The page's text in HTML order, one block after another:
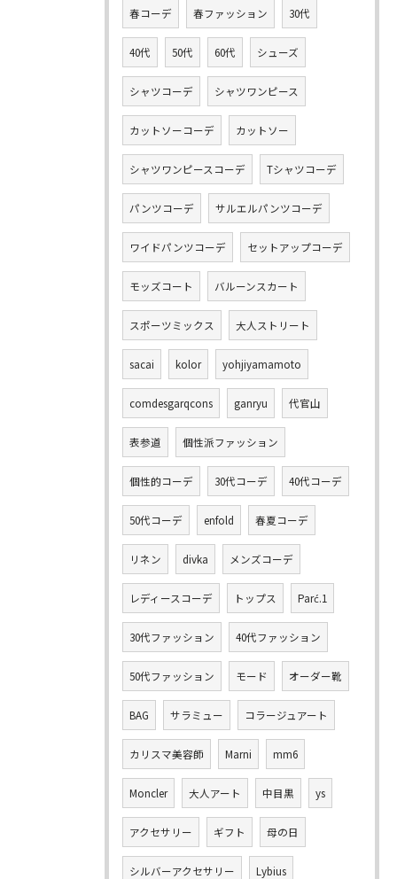
春コーデ 春ファッション 30代
40代 50代 60代 シューズ
シャツコーデ シャツワンピース
カットソーコーデ カットソー
シャツワンピースコーデ Tシャツコーデ
パンツコーデ サルエルパンツコーデ
ワイドパンツコーデ セットアップコーデ
モッズコート バルーンスカート
スポーツミックス 大人ストリート
sacai kolor yohjiyamamoto
comdesgarqcons ganryu 代官山
表参道 個性派ファッション
個性的コーデ 30代コーデ 40代コーデ
50代コーデ enfold 春夏コーデ
リネン divka メンズコーデ
レディースコーデ トップス Parć.1
30代ファッション 40代ファッション
50代ファッション モード オーダー靴
BAG サラミュー コラージュアート
カリスマ美容師 Marni mm6
Moncler 大人アート 中目黒 ys
アクセサリー ギフト 母の日
シルバーアクセサリー Lybius